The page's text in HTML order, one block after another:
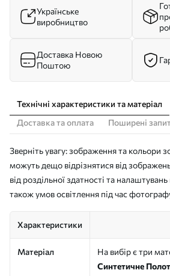
Українське
виробництво
Доставка Новою
Поштою
Технічні характеристики та матеріал
Доставка та оплата
Поширені
Зверніть увагу: зображення та кольори
можуть дещо відрізнятися від
від роздільної здатності та
також умов освітлення під час
Характеристики
Матеріал
На вибір є три
Синтетичне